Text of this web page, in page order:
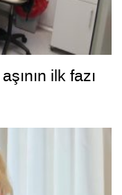
ilk fazı